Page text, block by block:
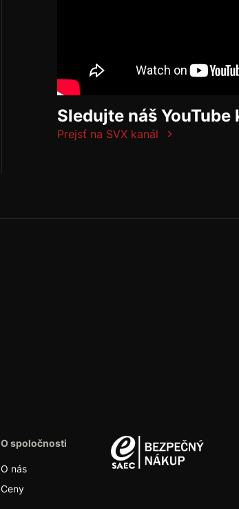
Sledujte náš YouTube
Prejsť na SVX kanál
O spoločnosti
O nás
Ceny